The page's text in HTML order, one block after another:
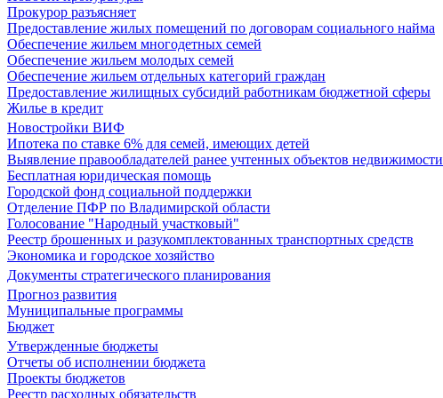
Прокурор разъясняет
Предоставление жилых помещений по договорам социального найма
Обеспечение жильем многодетных семей
Обеспечение жильем молодых семей
Обеспечение жильем отдельных категорий граждан
Предоставление жилищных субсидий работникам бюджетной сферы
Жилье в кредит
Новостройки ВИФ
Ипотека по ставке 6% для семей, имеющих детей
Выявление правообладателей ранее учтенных объектов недвижимости
Бесплатная юридическая помощь
Городской фонд социальной поддержки
Отделение ПФР по Владимирской области
Голосование "Народный участковый"
Реестр брошенных и разукомплектованных транспортных средств
Экономика и городское хозяйство
Документы стратегического планирования
Прогноз развития
Муниципальные программы
Бюджет
Утвержденные бюджеты
Отчеты об исполнении бюджета
Проекты бюджетов
Реестр расходных обязательств